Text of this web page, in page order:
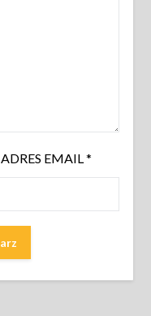
ADRES EMAIL*